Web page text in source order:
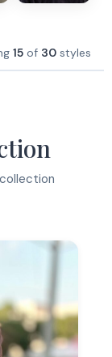
15 of 30 styles